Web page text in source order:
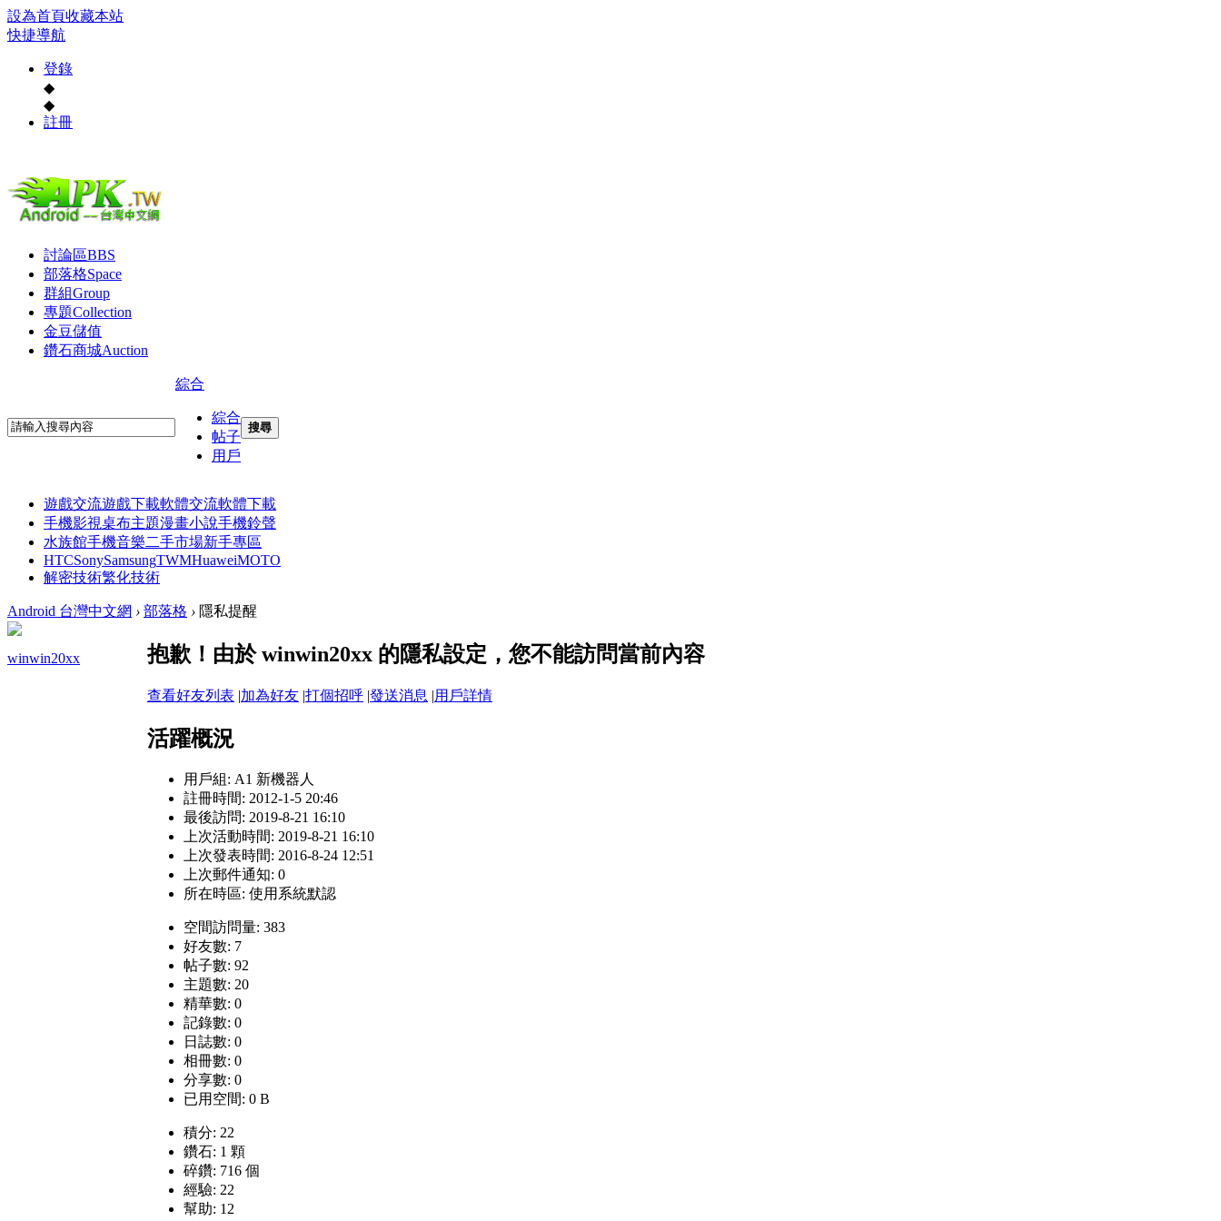
設為首頁收藏本站
快捷導航
登錄
◆
◆
註冊
討論區BBS
部落格Space
群組Group
專題Collection
金豆儲值
鑽石商城Auction
綜合
綜合
帖子
用戶
搜尋
遊戲交流遊戲下載軟體交流軟體下載
手機影視桌布主題漫畫小說手機鈴聲
水族館手機音樂二手市場新手專區
HTCSonySamsungTWMHuaweiMOTO
解密技術繁化技術
Android 台灣中文網 › 部落格 › 隱私提醒
winwin20xx 抱歉！由於 winwin20xx 的隱私設定，您不能訪問當前內容
查看好友列表 |加為好友 |打個招呼 |發送消息 |用戶詳情
活躍概況
用戶組: A1 新機器人
註冊時間: 2012-1-5 20:46
最後訪問: 2019-8-21 16:10
上次活動時間: 2019-8-21 16:10
上次發表時間: 2016-8-24 12:51
上次郵件通知: 0
所在時區: 使用系統默認
空間訪問量: 383
好友數: 7
帖子數: 92
主題數: 20
精華數: 0
記錄數: 0
日誌數: 0
相冊數: 0
分享數: 0
已用空間: 0 B
積分: 22
鑽石: 1 顆
碎鑽: 716 個
經驗: 22
幫助: 12